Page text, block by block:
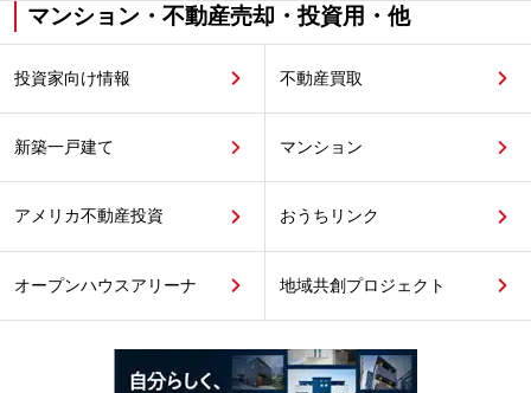
マンション・不動産売却・投資用・他
投資家向け情報 不動産買取
新築一戸建て マンション
アメリカ不動産投資 おうちリンク
オープンハウスアリーナ 地域共創プロジェクト